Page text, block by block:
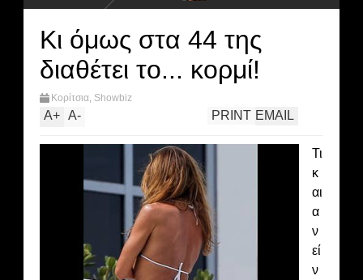
Κι όμως στα 44 της
διαθέτει το... κορμί!
Κορίτσια, Showbiz
A+ A- EMAIL
PRINT
Τι
κ
αι
α
ν
εί
ν